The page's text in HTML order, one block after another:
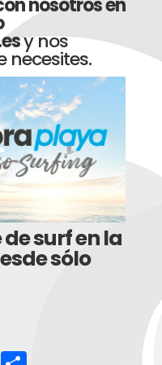
y nos
necesites.
surf en la
sólo